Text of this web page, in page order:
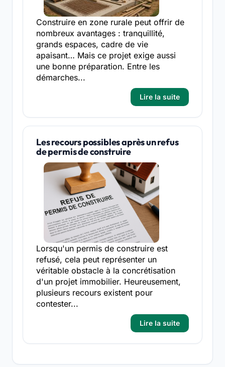
Construire en zone rurale peut offrir de
nombreux avantages : tranquillité,
grands espaces, cadre de vie
apaisant… Mais ce projet exige aussi
une bonne préparation. Entre les
démarches...
Lire la suite
Les recours possibles après un refus
de permis de construire
Lorsqu'un permis de construire est
refusé, cela peut représenter un
véritable obstacle à la concrétisation
d'un projet immobilier. Heureusement,
plusieurs recours existent pour
contester...
Lire la suite